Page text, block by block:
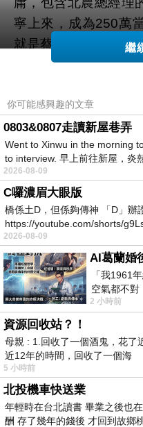
寧上來，成為250萬
就是蔡英文施政的最
現在柯志恩一定會承
選高雄市長的人，呈
不過，柯志恩要當上
苦的一件差事！而且
這一戰，對我們國民
同時，賴瑞隆完全是
態，整天批判柯志恩
句話，我就替許崑源
由時報和民進黨的民
嗨，難道不是賴瑞隆
然而，我替許崑源大
要參選新北市長的
慧，但是蘇巧慧陣營
都是拿他的家人事情
刀，說李賜福牽涉環
靠，如此荒謬又惡毒
眼瞎看不見嗎？
繼
你可能感興趣的文章
0803&0807走讀新屋巷弄
Went to Xinwu in the morning
to interview. 早上前往新屋，炎
2026-08-09
C囉濃眉大眼版
橋係土D，但係夠傳神 「D」辦
https://youtube.com/shorts/
2026-08-09
「我1961
空氣都不對
試試看……
2 小時前
資源回收站？！
母親 : 1.回收了一個酒鬼，
近12年的時間，回收了一個海
5 小時前
北投機車快送業
年輕時在台北讀書 畢業之後也
酬 存了幾年的錢後 才回到故鄉